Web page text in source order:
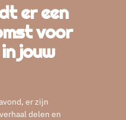
er een
voor
jouw
er zijn
delen en